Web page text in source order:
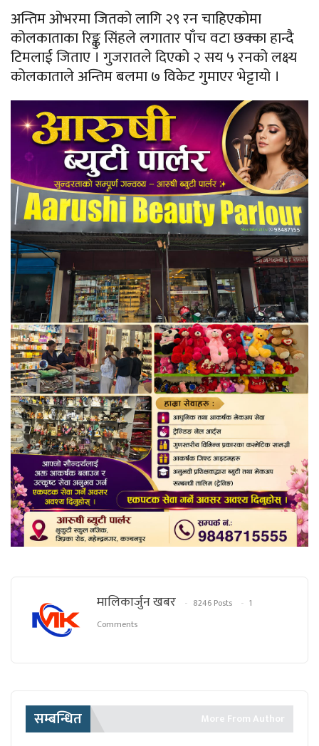
अन्तिम ओभरमा जितको लागि २९ रन चाहिएकोमा
कोलकाताका रिङ्कु सिंहले लगातार पाँच वटा छक्का हान्दै
टिमलाई जिताए । गुजरातले दिएको २ सय ५ रनको लक्ष्य
कोलकाताले अन्तिम बलमा ७ विकेट गुमाएर भेट्टायो ।
मालिकार्जुन खबर 8246 Posts
1
Comments
सम्बन्धित More From Author